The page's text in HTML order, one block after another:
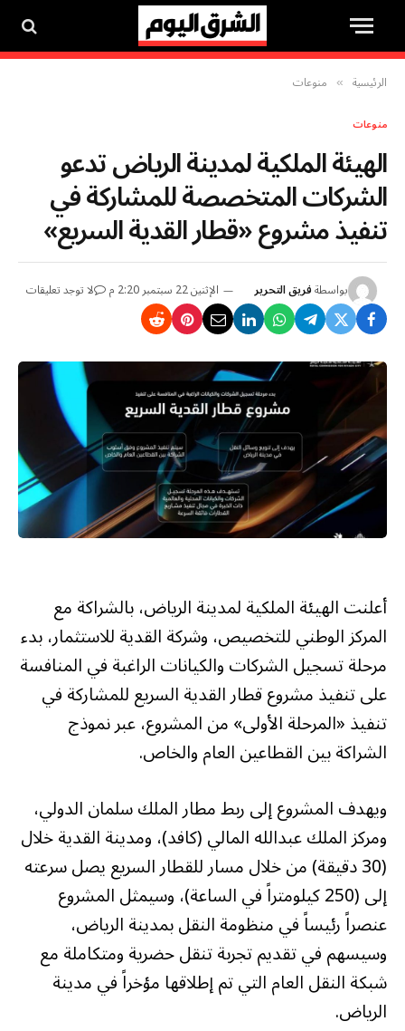
الرئيسية » منوعات
منوعات
الهيئة الملكية لمدينة الرياض تدعو
الشركات المتخصصة للمشاركة في
تنفيذ مشروع «قطار القدية السريع»
بواسطةفريق التحرير الإثنين 22 سبتمبر 2:20 م لا توجد تعليقات
أعلنت الهيئة الملكية لمدينة الرياض، بالشراكة مع
المركز الوطني للتخصيص، وشركة القدية للاستثمار، بدء
مرحلة تسجيل الشركات والكيانات الراغبة في المنافسة
على تنفيذ مشروع قطار القدية السريع للمشاركة في
تنفيذ «المرحلة الأولى» من المشروع، عبر نموذج
الشراكة بين القطاعين العام والخاص.
ويهدف المشروع إلى ربط مطار الملك سلمان الدولي،
ومركز الملك عبدالله المالي (كافد)، ومدينة القدية خلال
(30 دقيقة) من خلال مسار للقطار السريع يصل سرعته
إلى (250 كيلومتراً في الساعة)، وسيمثل المشروع
عنصراً رئيساً في منظومة النقل بمدينة الرياض،
وسيسهم في تقديم تجربة تنقل حضرية ومتكاملة مع
شبكة النقل العام التي تم إطلاقها مؤخراً في مدينة
الرياض.